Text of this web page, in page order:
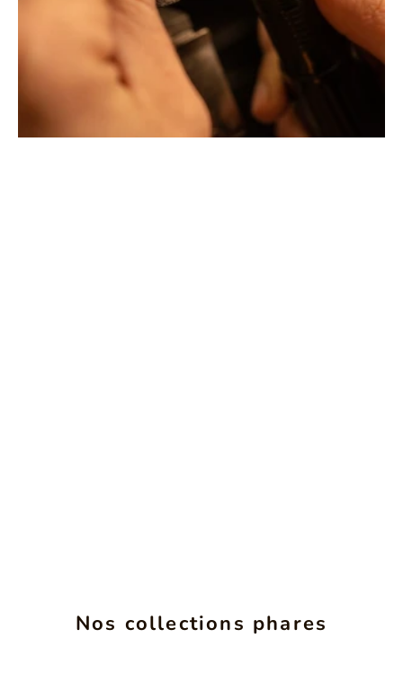
Creative jewelers, revolutionize the codes of traditional
Jewellery with unusual shapes and colors. Beyond
fashion, Tournaire has forged its style of character and
elevation by drawing on its travels and encounters.
La Maison Tournaire opened its doors in 1984 in
Montbrison, France, and today offers its jewelry in
Nos collections phares
ALCHIMIE